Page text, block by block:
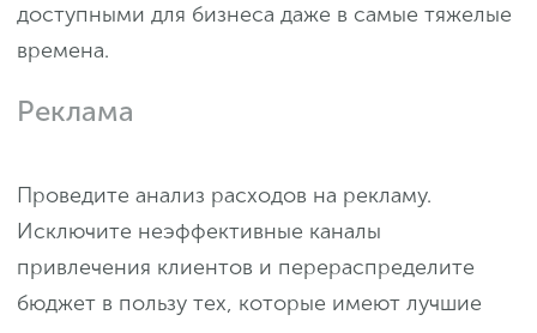
доступными для бизнеса даже в самые тяжелые
времена.
Реклама
Проведите анализ расходов на рекламу.
Исключите неэффективные каналы
привлечения клиентов и перераспределите
бюджет в пользу тех, которые имеют лучшие